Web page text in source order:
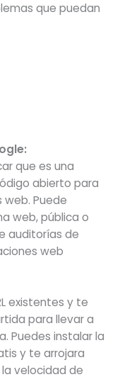
que puedan
que es una
abierto para
web. Puede
web, pública o
auditorías de
web
existentes y te
para llevar a
Puedes instalar la
y te arrojara
velocidad de